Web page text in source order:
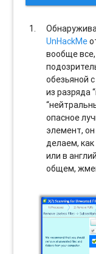
UnHackMe
вообще
обезьяной
из разряда
опасное
элемент,
делаем,
или в
общем,